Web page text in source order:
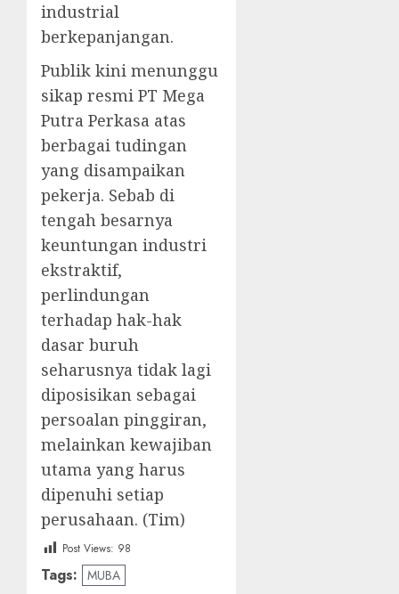
industrial
berkepanjangan.
Publik kini menunggu
sikap resmi PT Mega
Putra Perkasa atas
berbagai tudingan
yang disampaikan
pekerja. Sebab di
tengah besarnya
keuntungan industri
ekstraktif,
perlindungan
terhadap hak-hak
dasar buruh
seharusnya tidak lagi
diposisikan sebagai
persoalan pinggiran,
melainkan kewajiban
utama yang harus
dipenuhi setiap
perusahaan. (Tim)
Post Views: 98
Tags: MUBA